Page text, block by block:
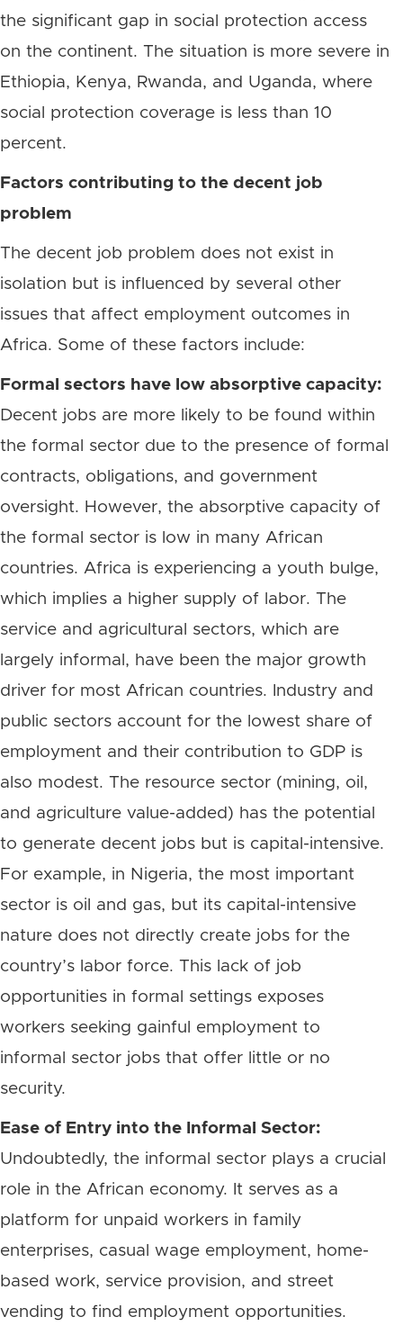
the significant gap in social protection access
on the continent. The situation is more severe in
Ethiopia, Kenya, Rwanda, and Uganda, where
social protection coverage is less than 10
percent.
Factors contributing to the decent job
problem
The decent job problem does not exist in
isolation but is influenced by several other
issues that affect employment outcomes in
Africa. Some of these factors include:
Formal sectors have low absorptive capacity:
Decent jobs are more likely to be found within
the formal sector due to the presence of formal
contracts, obligations, and government
oversight. However, the absorptive capacity of
the formal sector is low in many African
countries. Africa is experiencing a youth bulge,
which implies a higher supply of labor. The
service and agricultural sectors, which are
largely informal, have been the major growth
driver for most African countries. Industry and
public sectors account for the lowest share of
employment and their contribution to GDP is
also modest. The resource sector (mining, oil,
and agriculture value-added) has the potential
to generate decent jobs but is capital-intensive.
For example, in Nigeria, the most important
sector is oil and gas, but its capital-intensive
nature does not directly create jobs for the
country’s labor force. This lack of job
opportunities in formal settings exposes
workers seeking gainful employment to
informal sector jobs that offer little or no
security.
Ease of Entry into the Informal Sector:
Undoubtedly, the informal sector plays a crucial
role in the African economy. It serves as a
platform for unpaid workers in family
enterprises, casual wage employment, home-
based work, service provision, and street
vending to find employment opportunities.